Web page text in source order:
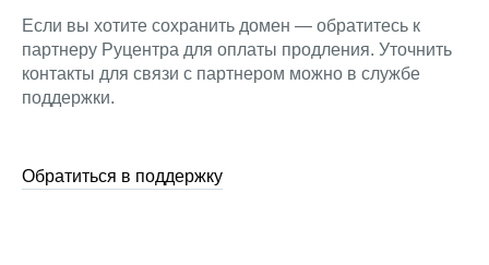
Если вы хотите сохранить домен — обратитесь к
партнеру Руцентра для оплаты продления. Уточнить
контакты для связи с партнером можно в службе
поддержки.
Обратиться в поддержку